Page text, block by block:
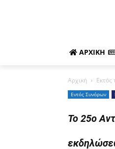
ΑΡΧΙΚΉ
Αρχική Εκτός
Εντός Συνόρων
Το 25ο